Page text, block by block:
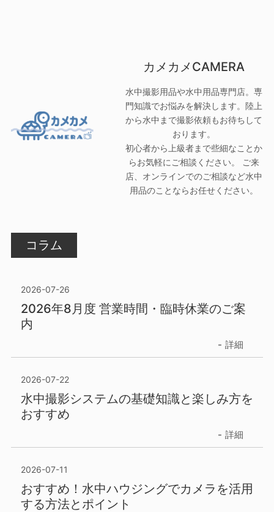
カメカメCAMERA
水中撮影用品や水中用品専門店。専
門知識でお悩みを解決します。陸上
から水中まで撮影依頼もお待ちして
おります。
初心者から上級者まで些細なことか
らお気軽にご相談ください。 ご来
店、オンラインでのご相談など水中
用品のことならお任せください。
コラム
2026-07-26
2026年8月度 営業時間・臨時休業のご案
内
詳細
2026-07-22
水中撮影システムの基礎知識と楽しみ方を
おすすめ
詳細
2026-07-11
おすすめ！水中ハウジングでカメラを活用
する方法とポイント